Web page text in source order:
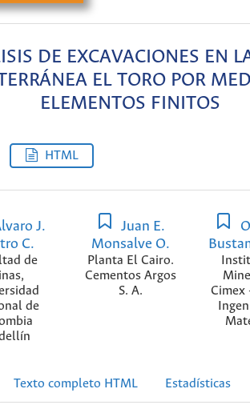
DE EXCAVACIONES EN
EL TORO POR
ELEMENTOS FINITOS
HTML
J.
C.
de
de
Juan E.
Monsalve O.
Planta El Cairo.
Cementos Argos
S. A.
Cimex
Texto completo HTML Estadísticas